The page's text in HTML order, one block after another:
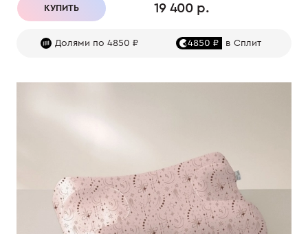
КУПИТЬ 19 400 р.
Долями по 4850 ₽ 4850 ₽ в Сплит